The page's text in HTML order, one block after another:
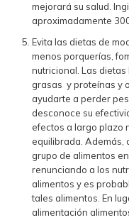
mejorará su salud.
aproximadamente
Evita las dietas de
menos porquerías,
nutricional. Las
grasas y proteínas y
ayudarte a perder
desconoce su
efectos a largo plazo
equilibrada. Además,
grupo de alimentos
renunciando a los
alimentos y es
tales alimentos. En
alimentación